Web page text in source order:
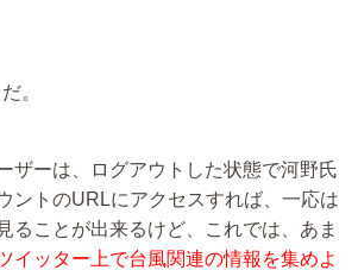
。
ザーは、ログアウトした状態で河野氏
ントのURLにアクセスすれば、一応は
ることが出来るけど、これでは、あま
イッター上で台風関連の情報を集めよ